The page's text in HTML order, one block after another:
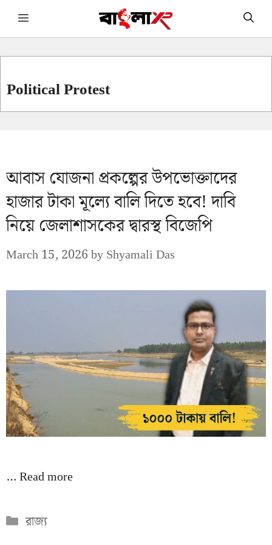
Skip Menu
Political Protest
আবাস যোজনা প্রকল্পের উপভোক্তাদের
হাজার টাকা মূল্যে বালি দিতে হবে! দাবি
নিয়ে জেলাশাসকের দ্বারস্থ বিজেপি
March 15, 2026byShyamali Das
…Read more
Categories
রাজ্য